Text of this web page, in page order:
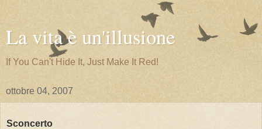
La vita è un'illusione
If You Can't Hide It, Just Make It Red!
ottobre 04, 2007
Sconcerto